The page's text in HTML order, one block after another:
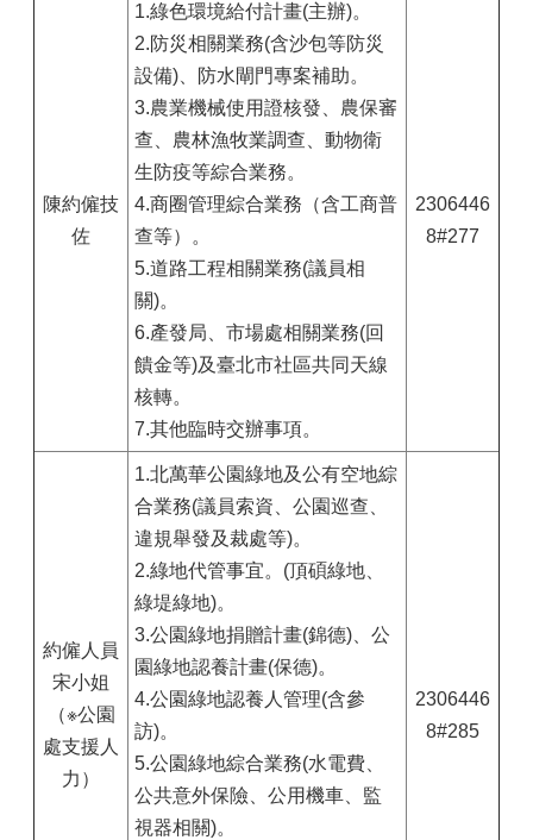
陳約僱技
佐
1.綠色環境給付計畫(主辦)。
2.防災相關業務(含沙包等防災
設備)、防水閘門專案補助。
3.農業機械使用證核發、農保審
查、農林漁牧業調查、動物衛
生防疫等綜合業務。
4.商圈管理綜合業務（含工商普
查等）。
5.道路工程相關業務(議員相
關)。
6.產發局、市場處相關業務(回
饋金等)及臺北市社區共同天線
核轉。
7.其他臨時交辦事項。
2306446
8#277
約僱人員
宋小姐
（※公園
處支援人
力）
1.北萬華公園綠地及公有空地綜
合業務(議員索資、公園巡查、
違規舉發及裁處等)。
2.綠地代管事宜。(頂碩綠地、
綠堤綠地)。
3.公園綠地捐贈計畫(錦德)、公
園綠地認養計畫(保德)。
4.公園綠地認養人管理(含參
訪)。
5.公園綠地綜合業務(水電費、
公共意外保險、公用機車、監
視器相關)。
2306446
8#285